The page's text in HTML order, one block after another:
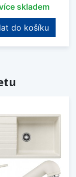
skladem
do košíku